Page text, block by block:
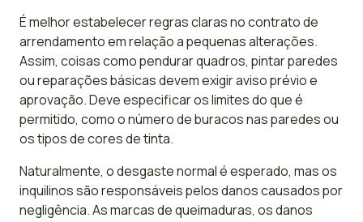
É melhor estabelecer regras claras no contrato de
arrendamento em relação a pequenas alterações.
Assim, coisas como pendurar quadros, pintar paredes
ou reparações básicas devem exigir aviso prévio e
aprovação. Deve especificar os limites do que é
permitido, como o número de buracos nas paredes ou
os tipos de cores de tinta.
Naturalmente, o desgaste normal é esperado, mas os
inquilinos são responsáveis pelos danos causados por
negligência. As marcas de queimaduras, os danos